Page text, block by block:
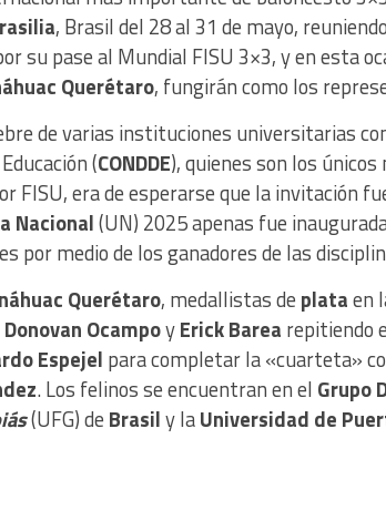
, Brasil del 28 al 31 de mayo,
su pase al Mundial FISU 3×3, y en esta
Querétaro, fungirán como los
de varias instituciones universitarias
(CONDDE), quienes son los
FISU, era de esperarse que la invitación
Nacional(UN) 2025 apenas fue
por medio de los ganadores de las
Querétaro, medallistas de plataen
Donovan OcampoyErick Barea repitiendo
Espejel para completar la «cuarteta»
. Los felinos se encuentran en el Grupo
(UFG) de Brasily laUniversidad de